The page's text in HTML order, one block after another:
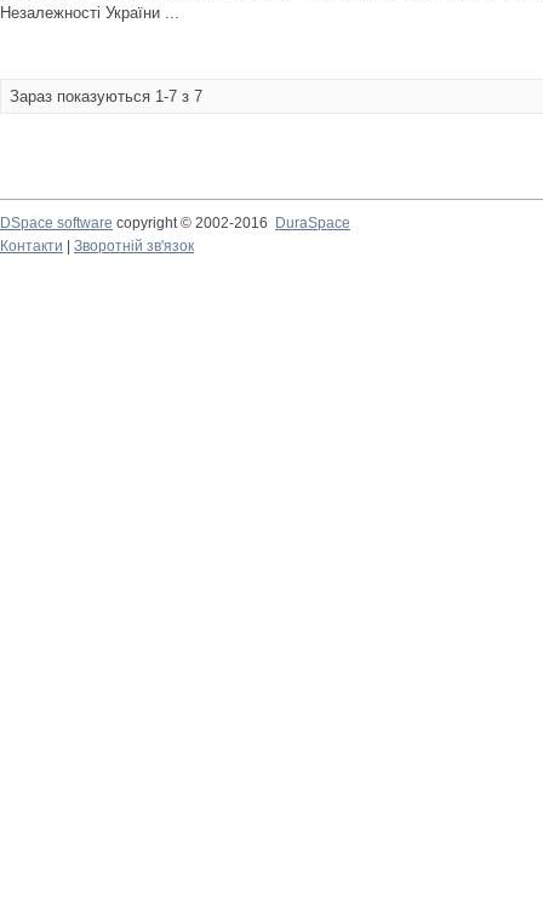
Незалежності України ...
Зараз показуються 1-7 з 7
DSpace software copyright © 2002-2016
DuraSpace
Контакти
Зворотній зв'язок